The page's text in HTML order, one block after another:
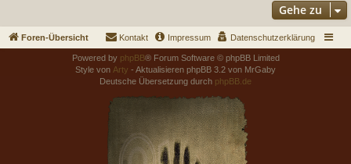
Gehe zu
Foren-Übersicht Datenschutzerklärung
Impressum
Kontakt
Powered by phpBB® Forum Software © phpBB Limited
Style von Arty - Aktualisieren phpBB 3.2 von MrGaby
Deutsche Übersetzung durch phpBB.de